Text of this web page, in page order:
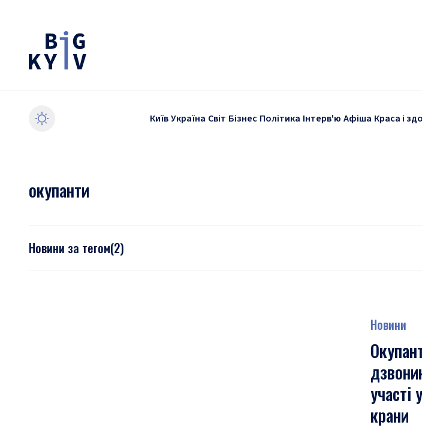
КиївУкраїна Світ Бізнес Політика Інтерв'ю Афіша Краса і
окупанти
Новини за тегом(2)
Новини
участі
крани